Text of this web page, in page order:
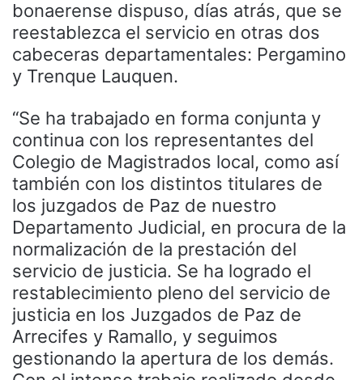
bonaerense dispuso, días atrás, que se
reestablezca el servicio en otras dos
cabeceras departamentales: Pergamino
y Trenque Lauquen.
“Se ha trabajado en forma conjunta y
continua con los representantes del
Colegio de Magistrados local, como así
también con los distintos titulares de
los juzgados de Paz de nuestro
Departamento Judicial, en procura de la
normalización de la prestación del
servicio de justicia. Se ha logrado el
restablecimiento pleno del servicio de
justicia en los Juzgados de Paz de
Arrecifes y Ramallo, y seguimos
gestionando la apertura de los demás.